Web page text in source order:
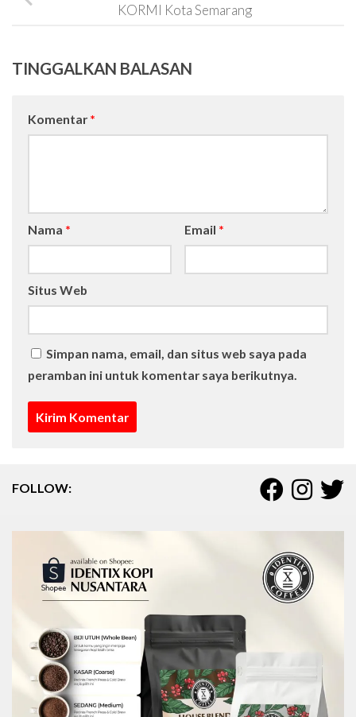
KORMI Kota Semarang
TINGGALKAN BALASAN
Komentar *
Nama * Email *
Situs Web
Simpan nama, email, dan situs web saya pada
peramban ini untuk komentar saya berikutnya.
FOLLOW: